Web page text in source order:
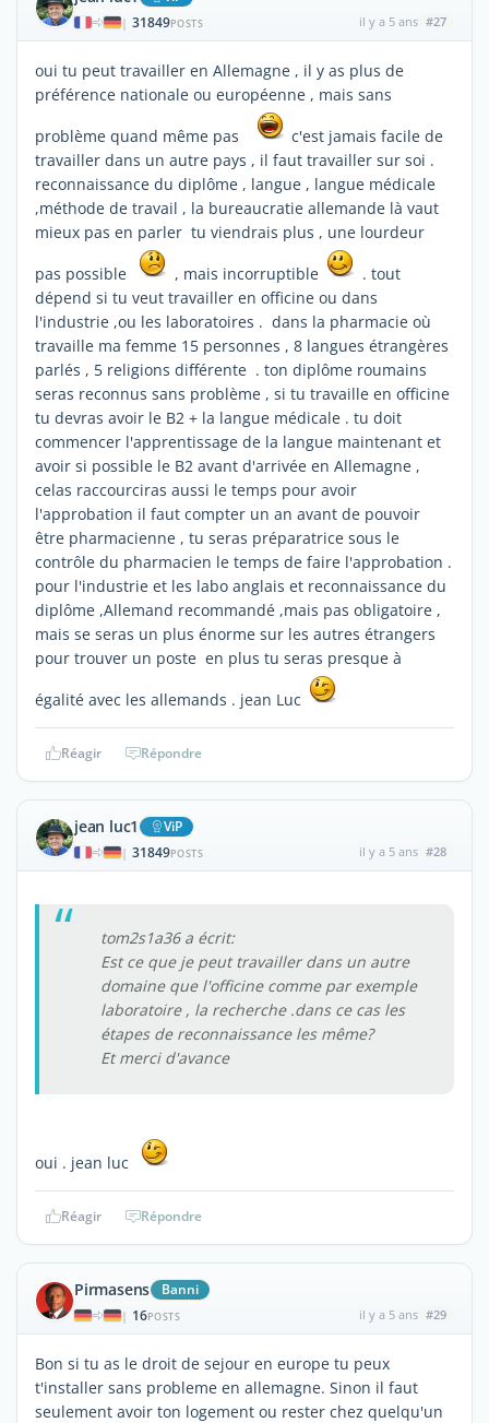
| 31849POSTS il y a 5 ans #27
oui tu peut travailler en Allemagne , il y as plus de
préférence nationale ou européenne , mais sans
problème quand même pas
c'est jamais facile de
travailler dans un autre pays , il faut travailler sur soi .
reconnaissance du diplôme , langue , langue médicale
,méthode de travail , la bureaucratie allemande là vaut
mieux pas en parler tu viendrais plus , une lourdeur
pas possible
, mais incorruptible
. tout
dépend si tu veut travailler en officine ou dans
l'industrie ,ou les laboratoires . dans la pharmacie où
travaille ma femme 15 personnes , 8 langues étrangères
parlés , 5 religions différente . ton diplôme roumains
seras reconnus sans problème , si tu travaille en officine
tu devras avoir le B2 + la langue médicale . tu doit
commencer l'apprentissage de la langue maintenant et
avoir si possible le B2 avant d'arrivée en Allemagne ,
celas raccourciras aussi le temps pour avoir
l'approbation il faut compter un an avant de pouvoir
être pharmacienne , tu seras préparatrice sous le
contrôle du pharmacien le temps de faire l'approbation .
pour l'industrie et les labo anglais et reconnaissance du
diplôme ,Allemand recommandé ,mais pas obligatoire ,
mais se seras un plus énorme sur les autres étrangers
pour trouver un poste en plus tu seras presque à
égalité avec les allemands . jean Luc
Réagir Répondre
jean luc1 ViP
| 31849POSTS il y a 5 ans #28
tom2s1a36 a écrit:
Est ce que je peut travailler dans un autre
domaine que l'officine comme par exemple
laboratoire , la recherche .dans ce cas les
étapes de reconnaissance les même?
Et merci d'avance
oui . jean luc
Réagir Répondre
Pirmasens Banni
| 16POSTS il y a 5 ans #29
Bon si tu as le droit de sejour en europe tu peux
t'installer sans probleme en allemagne. Sinon il faut
seulement avoir ton logement ou rester chez quelqu'un